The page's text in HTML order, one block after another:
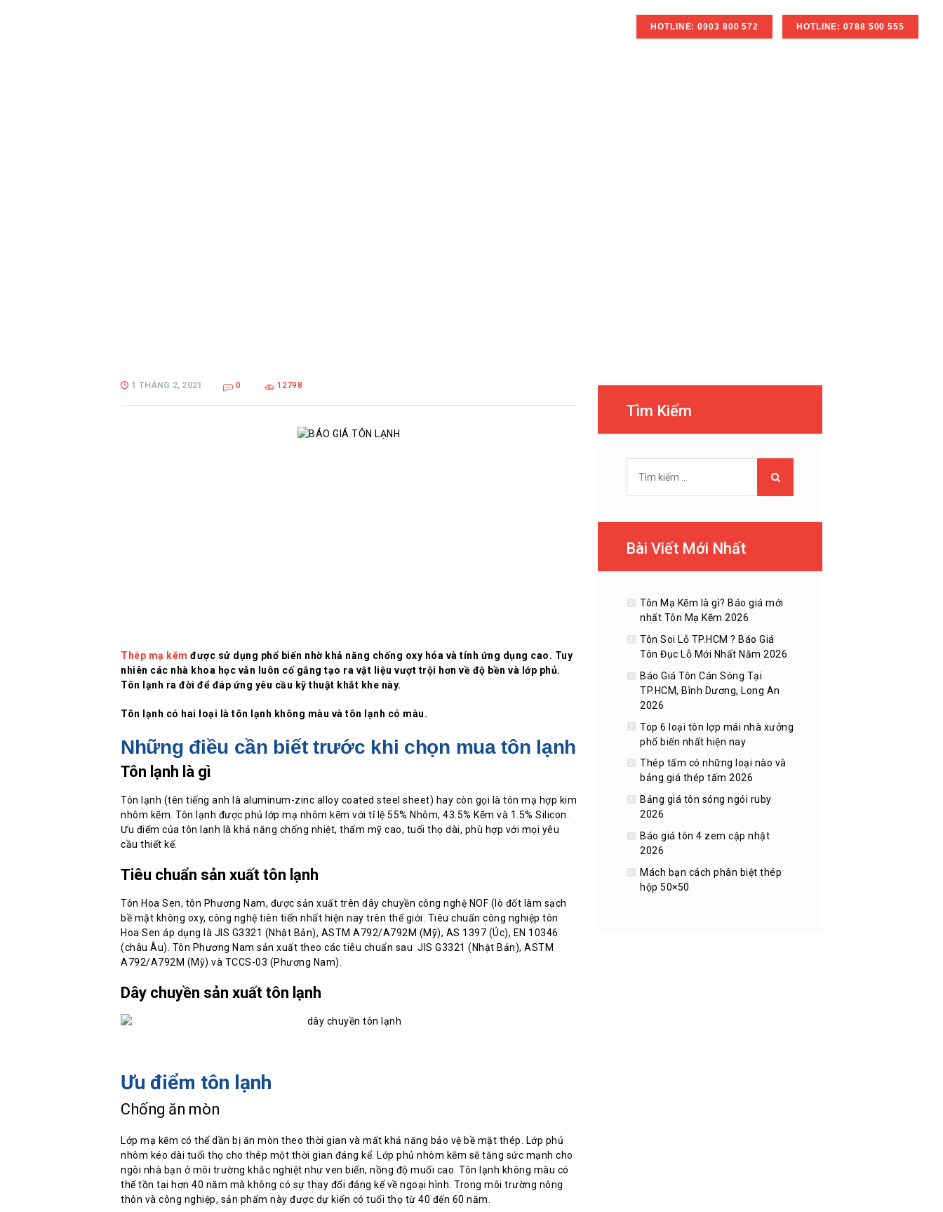
HOTLINE: 0903 800 572 HOTLINE: 0788 500 555
1 THÁNG 2, 2021 0 12798
Thép mạ kẽm được sử dụng phổ biến nhờ khả năng chống oxy hóa và tính ứng dụng cao. Tuy
nhiên các nhà khoa học vẫn luôn cố gắng tạo ra vật liệu vượt trội hơn về độ bền và lớp phủ.
Tôn lạnh ra đời để đáp ứng yêu cầu kỹ thuật khắt khe này.
Tôn lạnh có hai loại là tôn lạnh không màu và tôn lạnh có màu.
Những điều cần biết trước khi chọn mua tôn lạnh
Tôn lạnh là gì
Tôn lạnh (tên tiếng anh là aluminum-zinc alloy coated steel sheet) hay còn gọi là tôn mạ hợp kim
nhôm kẽm. Tôn lạnh được phủ lớp mạ nhôm kẽm với tỉ lệ 55% Nhôm, 43.5% Kẽm và 1.5% Silicon.
Ưu điểm của tôn lạnh là khả năng chống nhiệt, thẩm mỹ cao, tuổi thọ dài, phù hợp với mọi yêu
cầu thiết kế.
Tiêu chuẩn sản xuất tôn lạnh
Tôn Hoa Sen, tôn Phương Nam, được sản xuất trên dây chuyền công nghệ NOF (lò đốt làm sạch
bề mặt không oxy, công nghệ tiên tiến nhất hiện nay trên thế giới. Tiêu chuẩn công nghiệp tôn
Hoa Sen áp dụng là JIS G3321 (Nhật Bản), ASTM A792/A792M (Mỹ), AS 1397 (Úc), EN 10346
(châu Âu). Tôn Phương Nam sản xuất theo các tiêu chuẩn sau JIS G3321 (Nhật Bản), ASTM
A792/A792M (Mỹ) và TCCS-03 (Phương Nam).
Dây chuyền sản xuất tôn lạnh
Ưu điểm tôn lạnh
Chống ăn mòn
Lớp mạ kẽm có thể dần bị ăn mòn theo thời gian và mất khả năng bảo vệ bề mặt thép. Lớp phủ
nhôm kéo dài tuổi thọ cho thép một thời gian đáng kể. Lớp phủ nhôm kẽm sẽ tăng sức mạnh cho
ngôi nhà bạn ở môi trường khắc nghiệt như ven biển, nồng độ muối cao. Tôn lạnh không màu có
thể tồn tại hơn 40 năm mà không có sự thay đổi đáng kể về ngoại hình. Trong môi trường nông
thôn và công nghiệp, sản phẩm này được dự kiến có tuổi thọ từ 40 đến 60 năm.
Tìm Kiếm
kiếm
cho:
Bài Viết Mới Nhất
Tôn Mạ Kẽm là gì? Báo giá mới
nhất Tôn Mạ Kẽm 2026
Tôn Soi Lỗ TP.HCM ? Báo Giá
Tôn Đục Lỗ Mới Nhất Năm 2026
Báo Giá Tôn Cán Sóng Tại
TP.HCM, Bình Dương, Long An
2026
Top 6 loại tôn lợp mái nhà xưởng
phổ biến nhất hiện nay
Thép tấm có những loại nào và
bảng giá thép tấm 2026
Bảng giá tôn sóng ngói ruby
2026
Báo giá tôn 4 zem cập nhật
2026
Mách bạn cách phân biệt thép
hộp 50×50